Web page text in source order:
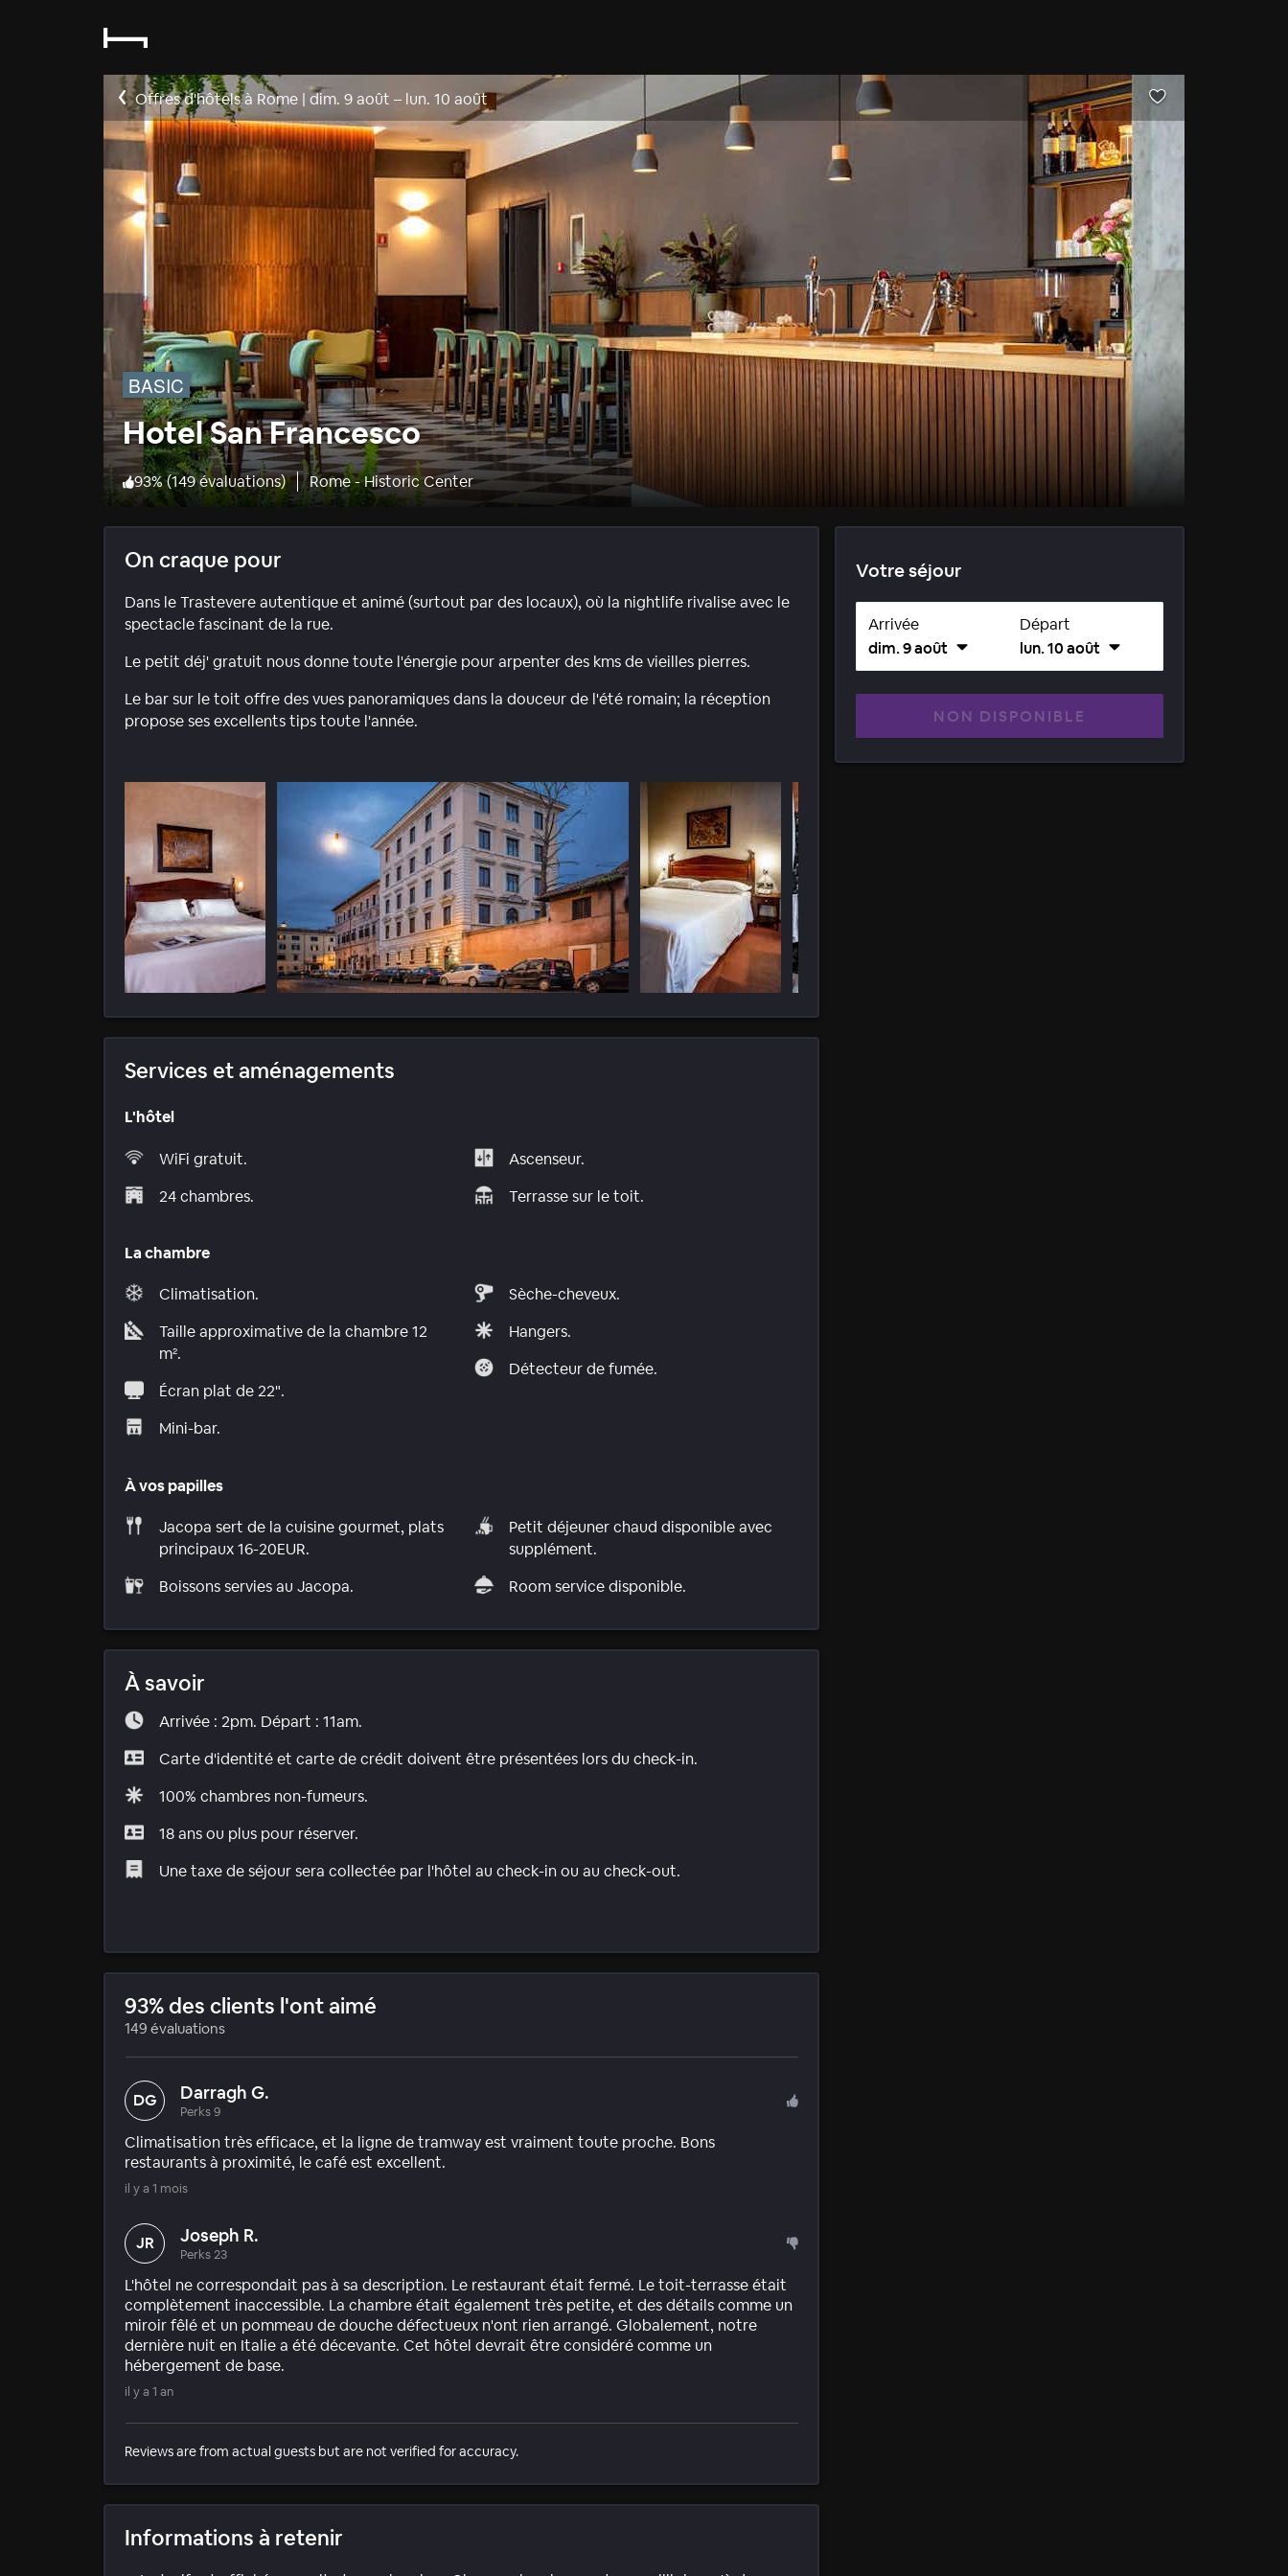
Offres d'hôtels à Rome | dim. 9 août – lun. 10 août
BASIC
Hotel San Francesco
93%(149 évaluations) Rome - Historic Center
On craque pour
Dans le Trastevere autentique et animé (surtout par des locaux), où la nightlife rivalise avec le
spectacle fascinant de la rue.
Le petit déj' gratuit nous donne toute l'énergie pour arpenter des kms de vieilles pierres.
Le bar sur le toit offre des vues panoramiques dans la douceur de l'été romain; la réception
propose ses excellents tips toute l'année.
Services et aménagements
L'hôtel
WiFi gratuit.
24 chambres.
Ascenseur.
Terrasse sur le toit.
La chambre
Climatisation.
Taille approximative de la chambre 12
m².
Écran plat de 22".
Mini-bar.
Sèche-cheveux.
Hangers.
Détecteur de fumée.
À vos papilles
Jacopa sert de la cuisine gourmet, plats
principaux 16-20EUR.
Boissons servies au Jacopa.
Petit déjeuner chaud disponible avec
supplément.
Room service disponible.
À savoir
Arrivée : 2pm. Départ : 11am.
Carte d'identité et carte de crédit doivent être présentées lors du check-in.
100% chambres non-fumeurs.
18 ans ou plus pour réserver.
Une taxe de séjour sera collectée par l'hôtel au check-in ou au check-out.
93% des clients l'ont aimé
149 évaluations
DG Darragh G.
Perks 9
Climatisation très efficace, et la ligne de tramway est vraiment toute proche. Bons
restaurants à proximité, le café est excellent.
il y a 1 mois
JR Joseph R.
Perks 23
L'hôtel ne correspondait pas à sa description. Le restaurant était fermé. Le toit-terrasse était
complètement inaccessible. La chambre était également très petite, et des détails comme un
miroir fêlé et un pommeau de douche défectueux n'ont rien arrangé. Globalement, notre
dernière nuit en Italie a été décevante. Cet hôtel devrait être considéré comme un
hébergement de base.
il y a 1 an
Reviews are from actual guests but are not verified for accuracy.
Informations à retenir
Votre séjour
Arrivée
dim. 9 août
Départ
lun. 10 août
NON DISPONIBLE